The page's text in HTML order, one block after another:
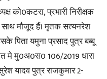
को0कटरा, प्रभारी निरीक्षक
मौजूद हैं। मृतक सत्यनरेश
पिता यमुना प्रसाद पुत्र बब्बू
मे मु0अ0स0 106/2019 धारा
यादव पुत्र राजकुमार 2-